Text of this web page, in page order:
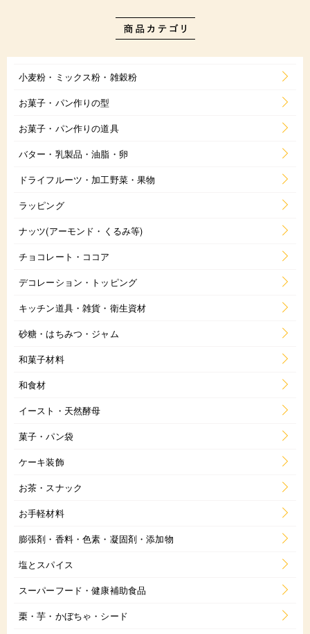
小麦粉・ミックス粉・雑穀粉
お菓子・パン作りの型
お菓子・パン作りの道具
バター・乳製品・油脂・卵
ドライフルーツ・加工野菜・果物
ラッピング
ナッツ(アーモンド・くるみ等)
チョコレート・ココア
デコレーション・トッピング
キッチン道具・雑貨・衛生資材
砂糖・はちみつ・ジャム
和菓子材料
和食材
イースト・天然酵母
菓子・パン袋
ケーキ装飾
お茶・スナック
お手軽材料
膨張剤・香料・色素・凝固剤・添加物
塩とスパイス
スーパーフード・健康補助食品
栗・芋・かぼちゃ・シード